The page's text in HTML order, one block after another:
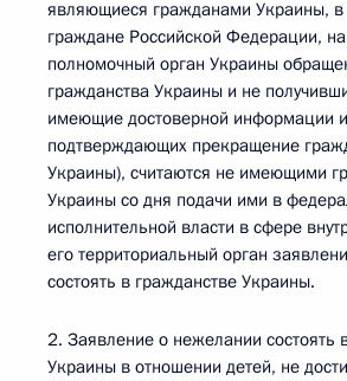
являющиеся гражданами Украины, в
граждане Российской Федерации,
полномочный орган Украины
гражданства Украины и не
имеющие достоверной информации
подтверждающих прекращение
Украины), считаются не имеющими
Украины со дня подачи ими в
исполнительной власти в сфере
его территориальный орган
состоять в гражданстве Украины.
2. Заявление о нежелании состоять
Украины в отношении детей, не